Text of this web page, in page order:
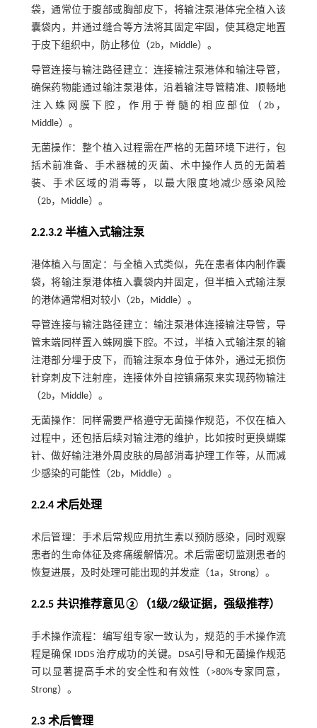
袋，通常位于腹部或胸部皮下，将输注泵港体完全植入该
囊袋内，并通过缝合等方法将其固定牢固，使其稳定地置
于皮下组织中，防止移位（2b，Middle）。
导管连接与输注路径建立：连接输注泵港体和输注导管，
确保药物能通过输注泵港体，沿着输注导管精准、顺畅地
注入蛛网膜下腔，作用于脊髓的相应部位（2b，
Middle）。
无菌操作：整个植入过程需在严格的无菌环境下进行，包
括术前准备、手术器械的灭菌、术中操作人员的无菌着
装、手术区域的消毒等，以最大限度地减少感染风险
（2b，Middle）。
2.2.3.2 半植入式输注泵
港体植入与固定：与全植入式类似，先在患者体内制作囊
袋，将输注泵港体植入囊袋内并固定，但半植入式输注泵
的港体通常相对较小（2b，Middle）。
导管连接与输注路径建立：输注泵港体连接输注导管，导
管末端同样置入蛛网膜下腔。不过，半植入式输注泵的输
注港部分埋于皮下，而输注泵本身位于体外，通过无损伤
针穿刺皮下注射座，连接体外自控镇痛泵来实现药物输注
（2b，Middle）。
无菌操作：同样需要严格遵守无菌操作规范，不仅在植入
过程中，还包括后续对输注港的维护，比如按时更换蝴蝶
针、做好输注港外周皮肤的局部消毒护理工作等，从而减
少感染的可能性（2b，Middle）。
2.2.4 术后处理
术后管理：手术后常规应用抗生素以预防感染，同时观察
患者的生命体征及疼痛缓解情况。术后需密切监测患者的
恢复进展，及时处理可能出现的并发症（1a，Strong）。
2.2.5 共识推荐意见②（1级/2级证据，强级推荐）
手术操作流程：编写组专家一致认为，规范的手术操作流
程是确保 IDDS 治疗成功的关键。DSA引导和无菌操作规范
可以显著提高手术的安全性和有效性（>80%专家同意，
Strong）。
2.3 术后管理